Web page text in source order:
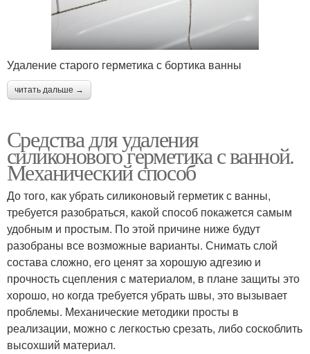
Удаление старого герметика с бортика ванны
читать дальше →
Средства для удаления
силиконового герметика с ванной.
Механический способ
До того, как убрать силиконовый герметик с ванны,
требуется разобраться, какой способ покажется самым
удобным и простым. По этой причине ниже будут
разобраны все возможные варианты. Снимать слой
состава сложно, его ценят за хорошую адгезию и
прочность сцепления с материалом, в плане защиты это
хорошо, но когда требуется убрать швы, это вызывает
проблемы. Механические методики просты в
реализации, можно с легкостью срезать, либо соскоблить
высохший материал.